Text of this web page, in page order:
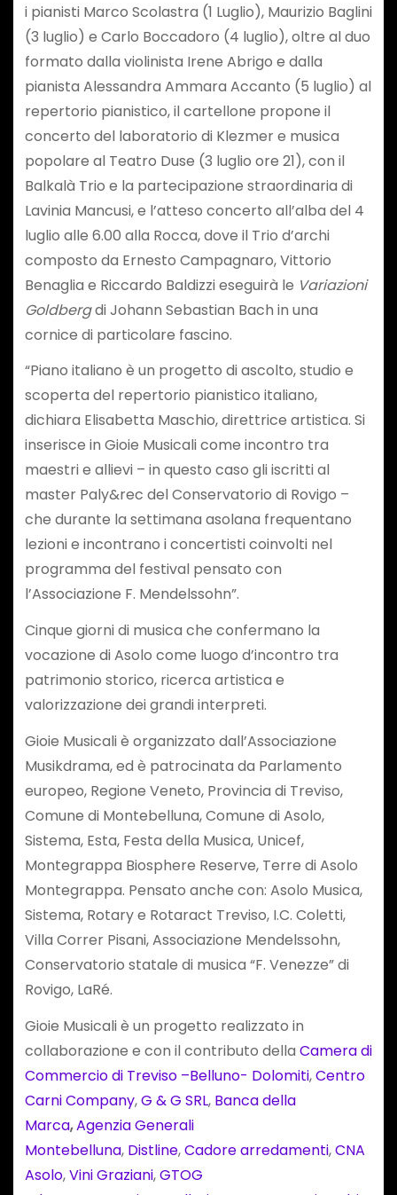
i pianisti Marco Scolastra (1 Luglio), Maurizio Baglini
(3 luglio) e Carlo Boccadoro (4 luglio), oltre al duo
formato dalla violinista Irene Abrigo e dalla
pianista Alessandra Ammara Accanto (5 luglio) al
repertorio pianistico, il cartellone propone il
concerto del laboratorio di Klezmer e musica
popolare al Teatro Duse (3 luglio ore 21), con il
Balkalà Trio e la partecipazione straordinaria di
Lavinia Mancusi, e l’atteso concerto all’alba del 4
luglio alle 6.00 alla Rocca, dove il Trio d’archi
composto da Ernesto Campagnaro, Vittorio
Benaglia e Riccardo Baldizzi eseguirà le Variazioni
Goldbergdi Johann Sebastian Bach in una
cornice di particolare fascino.
“Piano italiano è un progetto di ascolto, studio e
scoperta del repertorio pianistico italiano,
dichiara Elisabetta Maschio, direttrice artistica. Si
inserisce in Gioie Musicali come incontro tra
maestri e allievi – in questo caso gli iscritti al
master Paly&rec del Conservatorio di Rovigo –
che durante la settimana asolana frequentano
lezioni e incontrano i concertisti coinvolti nel
programma del festival pensato con
l’Associazione F. Mendelssohn”.
Cinque giorni di musica che confermano la
vocazione di Asolo come luogo d’incontro tra
patrimonio storico, ricerca artistica e
valorizzazione dei grandi interpreti.
Gioie Musicali è organizzato dall’Associazione
Musikdrama, ed è patrocinata da Parlamento
europeo, Regione Veneto, Provincia di Treviso,
Comune di Montebelluna, Comune di Asolo,
Sistema, Esta, Festa della Musica, Unicef,
Montegrappa Biosphere Reserve, Terre di Asolo
Montegrappa. Pensato anche con: Asolo Musica,
Sistema, Rotary e Rotaract Treviso, I.C. Coletti,
Villa Correr Pisani, Associazione Mendelssohn,
Conservatorio statale di musica “F. Venezze” di
Rovigo, LaRé.
Gioie Musicali è un progetto realizzato in
collaborazione e con il contributo della Camera di
Commercio di Treviso –Belluno- Dolomiti,Centro
Carni Company,G & G SRL, Banca della
Marca,Agenzia Generali
Montebelluna, Distline,Cadore arredamenti,CNA
Asolo,Vini Graziani,GTOG